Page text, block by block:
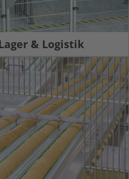
& Logistik